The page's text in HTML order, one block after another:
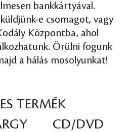
bankkártyával.
e csomagot, vagy
Központba, ahol
Örülni fogunk
a hálás mosolyunkat!
TERMÉK
CD/DVD